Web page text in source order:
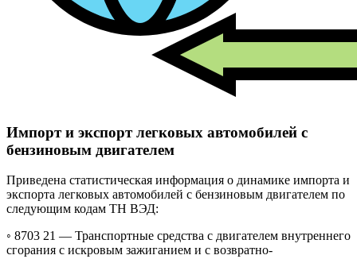
Импорт и экспорт легковых автомобилей с
бензиновым двигателем
Приведена статистическая информация о динамике импорта и
экспорта легковых автомобилей с бензиновым двигателем по
следующим кодам ТН ВЭД:
◦ 8703 21 — Транспортные средства с двигателем внутреннего
сгорания с искровым зажиганием и с возвратно-